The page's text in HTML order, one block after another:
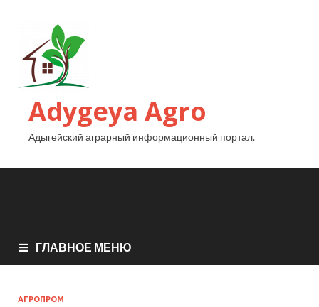
Adygeya Agro
Адыгейский аграрный информационный портал.
ГЛАВНОЕ МЕНЮ
АГРОПРОМ